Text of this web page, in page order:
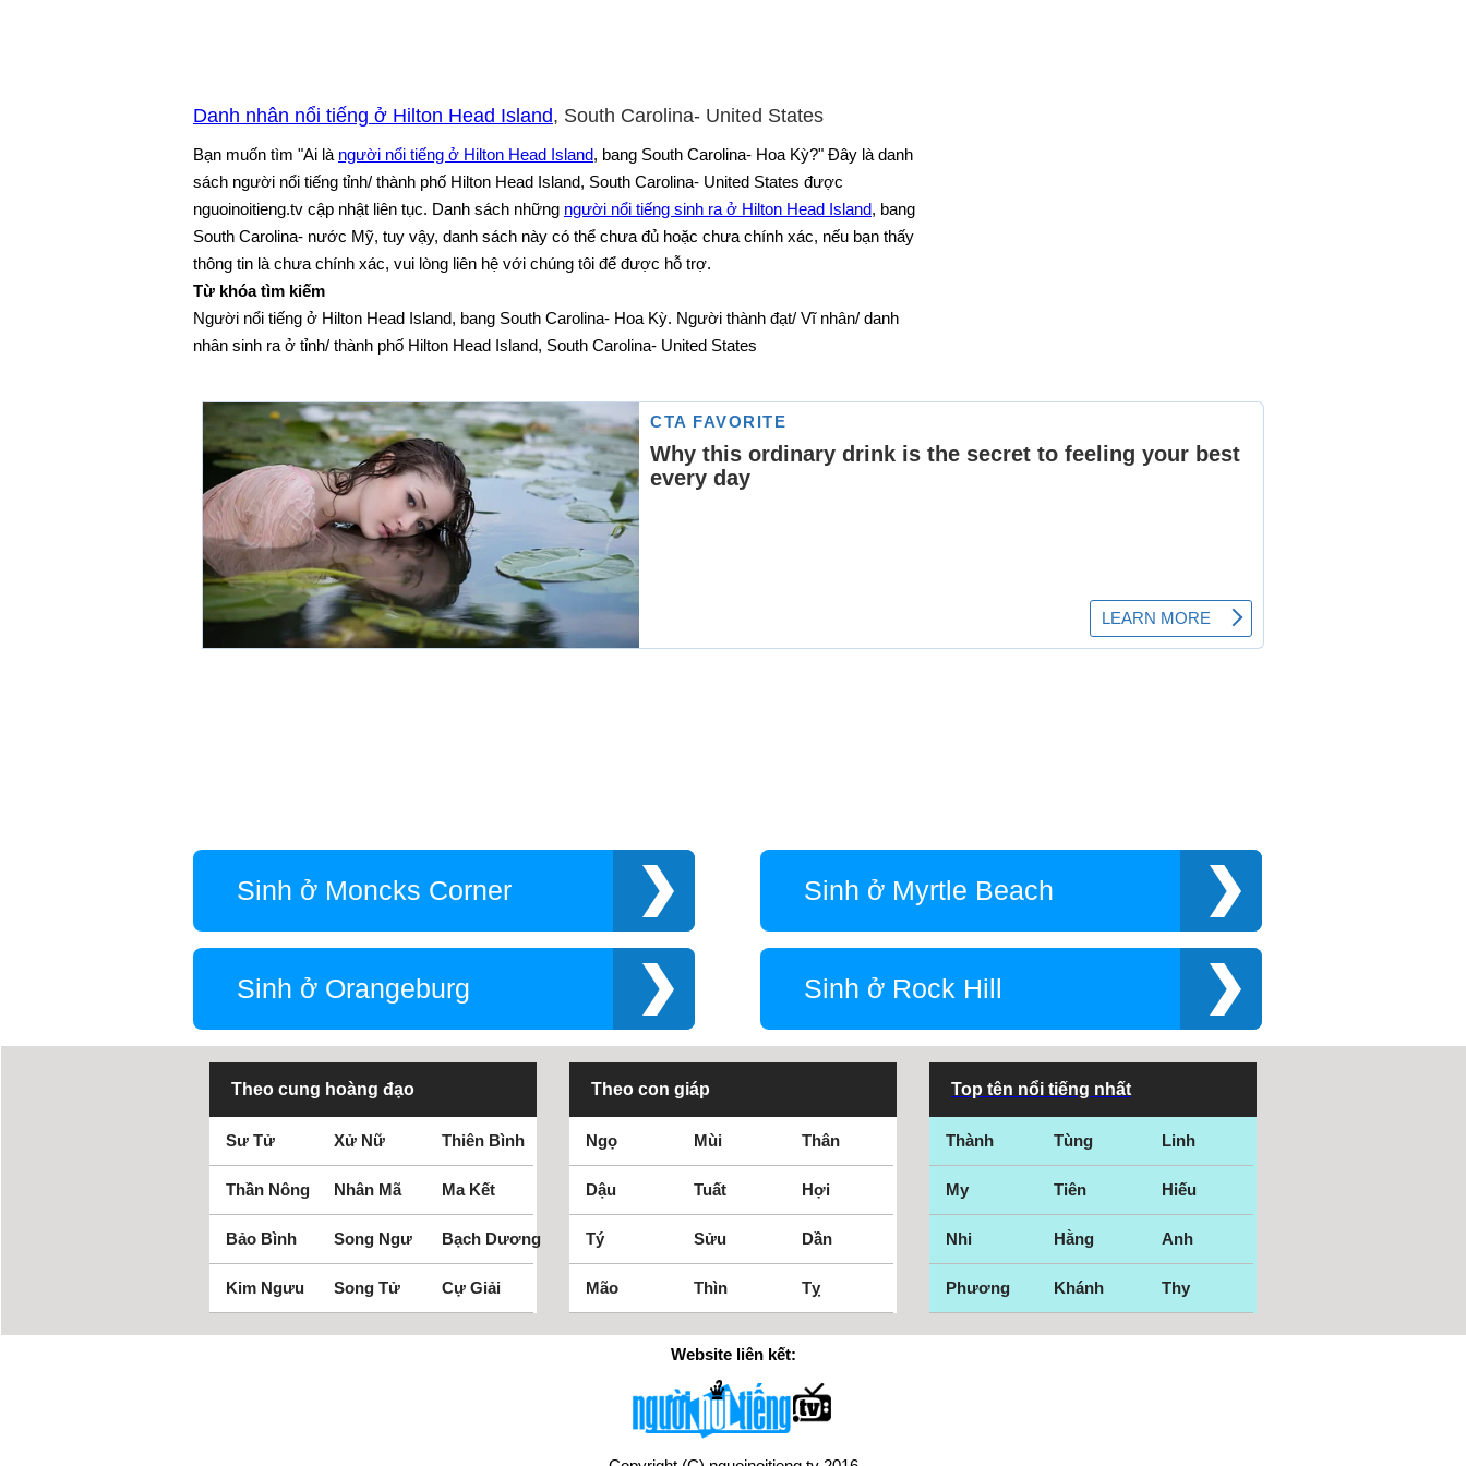
Danh nhân nổi tiếng ở Hilton Head Island, South Carolina- United States
Bạn muốn tìm "Ai là người nổi tiếng ở Hilton Head Island, bang South Carolina- Hoa Kỳ?" Đây là danh
sách người nổi tiếng tỉnh/ thành phố Hilton Head Island, South Carolina- United States được
nguoinoitieng.tv cập nhật liên tục. Danh sách những người nổi tiếng sinh ra ở Hilton Head Island, bang
South Carolina- nước Mỹ, tuy vậy, danh sách này có thể chưa đủ hoặc chưa chính xác, nếu bạn thấy
thông tin là chưa chính xác, vui lòng liên hệ với chúng tôi để được hỗ trợ.
Từ khóa tìm kiếm
Người nổi tiếng ở Hilton Head Island, bang South Carolina- Hoa Kỳ. Người thành đạt/ Vĩ nhân/ danh
nhân sinh ra ở tỉnh/ thành phố Hilton Head Island, South Carolina- United States
Sinh ở Moncks Corner Sinh ở Myrtle Beach
Sinh ở Orangeburg Sinh ở Rock Hill
Theo cung hoàng đạo
Sư Tử Xử Nữ Thiên Bình
Thần Nông Nhân Mã Ma Kết
Bảo Bình Song Ngư Bạch Dương
Kim Ngưu Song Tử Cự Giải
Theo con giáp
Ngọ Mùi Thân
Dậu Tuất Hợi
Tý Sửu Dần
Mão Thìn Tỵ
Top tên nổi tiếng nhất
Thành Tùng Linh
My Tiên Hiếu
Nhi Hằng Anh
Phương Khánh Thy
Website liên kết: